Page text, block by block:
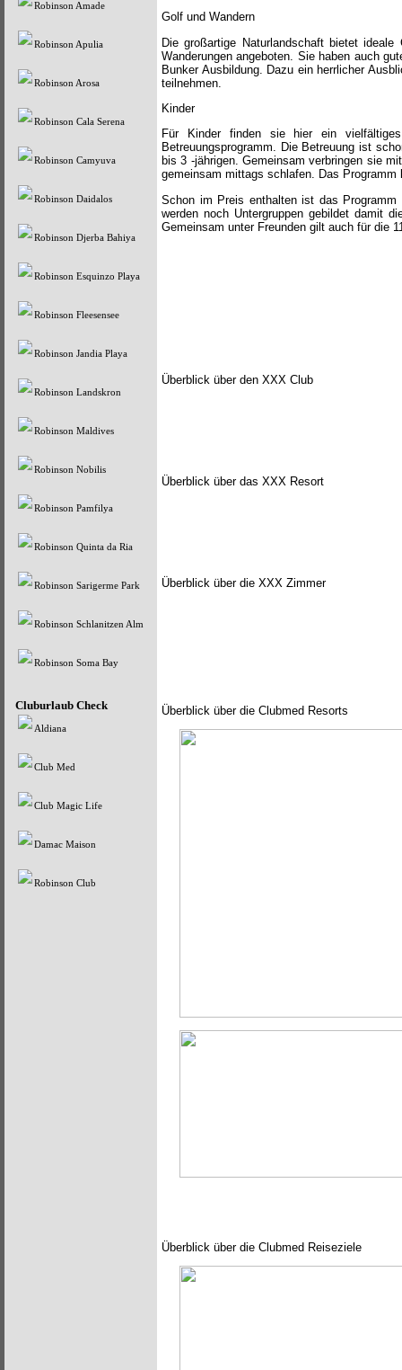
Robinson Amade
Robinson Apulia
Robinson Arosa
Robinson Cala Serena
Robinson Camyuva
Robinson Daidalos
Robinson Djerba Bahiya
Robinson Esquinzo Playa
Robinson Fleesensee
Robinson Jandia Playa
Robinson Landskron
Robinson Maldives
Robinson Nobilis
Robinson Pamfilya
Robinson Quinta da Ria
Robinson Sarigerme Park
Robinson Schlanitzen Alm
Robinson Soma Bay
Cluburlaub Check
Aldiana
Club Med
Club Magic Life
Damac Maison
Robinson Club
Golf und Wandern
Die großartige Naturlandschaft bietet
Wanderungen angeboten. Sie haben auch
Bunker Ausbildung. Dazu ein herrlicher
teilnehmen.
Kinder
Für Kinder finden sie hier ein
Betreuungsprogramm. Die Betreuung ist
bis 3 -jährigen. Gemeinsam verbringen sie
gemeinsam mittags schlafen. Das
Schon im Preis enthalten ist das
werden noch Untergruppen gebildet damit
Gemeinsam unter Freunden gilt auch für die
Überblick über den XXX Club
Überblick über das XXX Resort
Überblick über die XXX Zimmer
Überblick über die Clubmed Resorts
Überblick über die Clubmed Reiseziele